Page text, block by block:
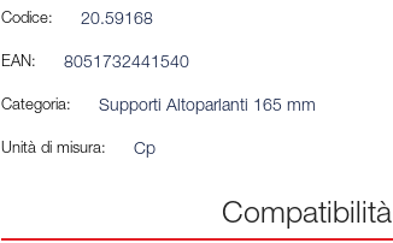
Codice: 20.59168
EAN: 8051732441540
Categoria: Supporti Altoparlanti 165 mm
Unità di misura: Cp
Compatibilità